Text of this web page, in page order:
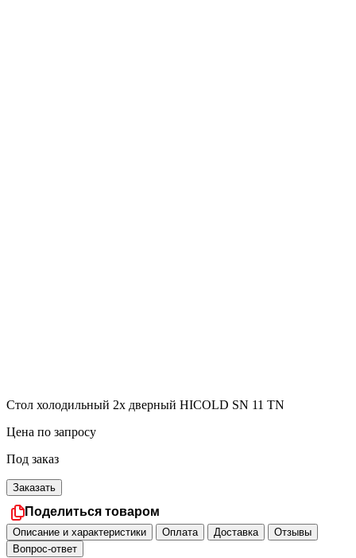
Стол холодильный 2х дверный HICOLD SN 11 TN
Цена по запросу
Под заказ
Заказать
Поделиться товаром
Описание и характеристики Оплата Доставка
Отзывы
Вопрос-ответ